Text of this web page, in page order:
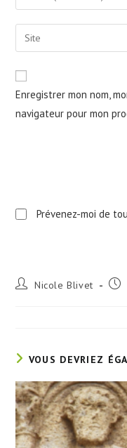
comment
your
email
address
Saisir
l’URL
votre
site
(facultatif)
Enregistrer mon nom,
navigateur pour mon
Prévenez-moi de
Auteur/autrice
Nicole Blivet
VOUS DEVRIEZ